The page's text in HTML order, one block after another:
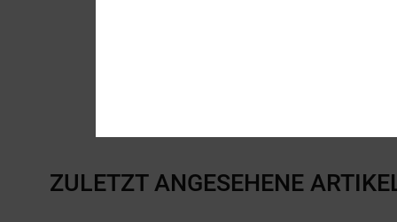
ZULETZT ANGESEHENE